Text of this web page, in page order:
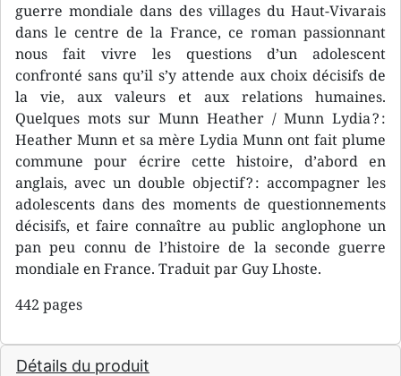
guerre mondiale dans des villages du Haut-Vivarais
dans le centre de la France, ce roman passionnant
nous fait vivre les questions d’un adolescent
confronté sans qu’il s’y attende aux choix décisifs de
la vie, aux valeurs et aux relations humaines.
Quelques mots sur Munn Heather / Munn Lydia ? :
Heather Munn et sa mère Lydia Munn ont fait plume
commune pour écrire cette histoire, d’abord en
anglais, avec un double objectif ? : accompagner les
adolescents dans des moments de questionnements
décisifs, et faire connaître au public anglophone un
pan peu connu de l’histoire de la seconde guerre
mondiale en France. Traduit par Guy Lhoste.
442 pages
Détails du produit